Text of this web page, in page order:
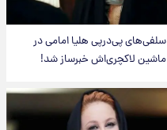
سلفی‌های پی‌درپی هلیا امامی در
ماشین لاکچری‌اش خبرساز شد!